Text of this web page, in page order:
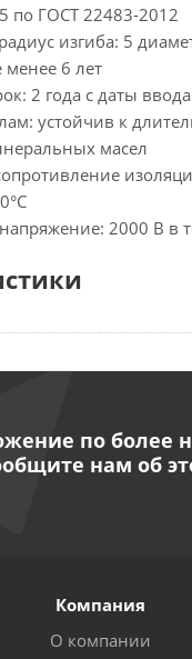
по ГОСТ 22483-2012
изгиба: 5
6 лет
2 года с даты
устойчив к
масел
2000 В в
по более
нам об
Компания
О компании